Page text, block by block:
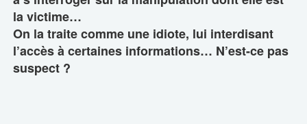
la victime…
On la traite comme une idiote, lui interdisant
l’accès à certaines informations… N’est-ce pas
suspect ?